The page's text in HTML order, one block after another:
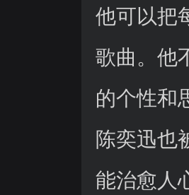
他可以把
歌曲。他
的个性和
陈奕迅也
能治愈人